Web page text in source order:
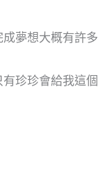
夢想大概有許多
珍珍會給我這個